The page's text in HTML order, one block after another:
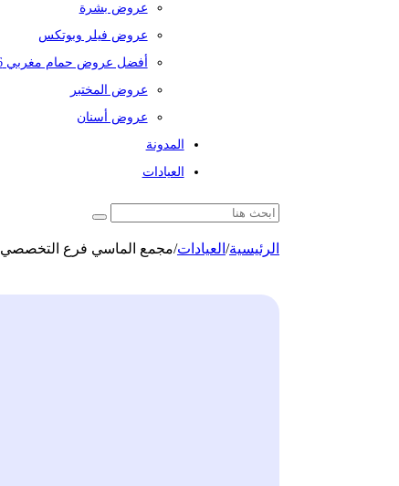
عروض بشرة
عروض فيلر وبوتكس
أفضل عروض حمام مغربي 2026
عروض المختبر
عروض أسنان
المدونة
العيادات
الرئيسية/ العيادات/مجمع الماسي فرع التخصصي